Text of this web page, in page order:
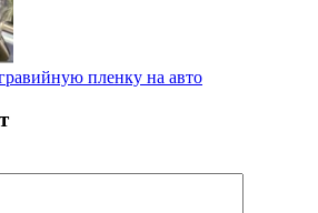
пленку на авто